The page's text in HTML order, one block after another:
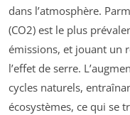
dans l’atmosphère.
(CO2) est le plus
émissions, et jouant un
l’effet de serre.
cycles naturels,
écosystèmes, ce qui se